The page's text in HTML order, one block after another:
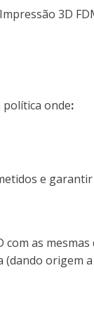
3D
onde:
e
as mesmas
origem